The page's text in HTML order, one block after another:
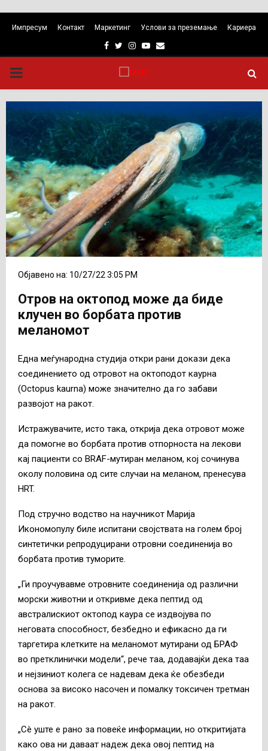
Импресум Контакт Маркетинг Услови за преземање Кариера
Facebook
TwitterInstagram
Youtube
Email
PRIMARY
MENU
Објавено на: 10/27/22 3:05 PM
Oтров на октопод може да биде
клучен во борбата против
меланомот
Една меѓународна студија откри рани докази дека
соединението од отровот на октоподот каурна
(Octopus kaurna) може значително да го забави
развојот на ракот.
Истражувачите, исто така, открија дека отровот може
да помогне во борбата против отпорноста на лекови
кај пациенти со BRAF-мутиран меланом, кој сочинува
околу половина од сите случаи на меланом, пренесува
HRT.
Под стручно водство на научникот Марија
Икономопулу биле испитани својствата на голем број
синтетички репродуцирани отровни соединенија во
борбата против туморите.
„Ги проучувавме отровните соединенија од различни
морски животни и откривме дека пептид од
австралискиот октопод каура се издвојува по
неговата способност, безбедно и ефикасно да ги
таргетира клетките на меланомот мутирани од БРАФ
во претклинички модели“, рече таа, додавајќи дека таа
и нејзиниот колега се надевам дека ќе обезбеди
основа за високо насочен и помалку токсичен третман
на ракот.
„Сè уште е рано за повеќе информации, но откритијата
како ова ни даваат надеж дека овој пептид на